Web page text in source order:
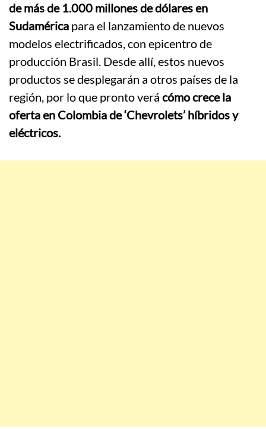
de más de 1.000 millones de dólares en
Sudamérica para el lanzamiento de nuevos
modelos electrificados, con epicentro de
producción Brasil. Desde allí, estos nuevos
productos se desplegarán a otros países de la
región, por lo que pronto verá cómo crece la
oferta en Colombia de ‘Chevrolets’ híbridos y
eléctricos.